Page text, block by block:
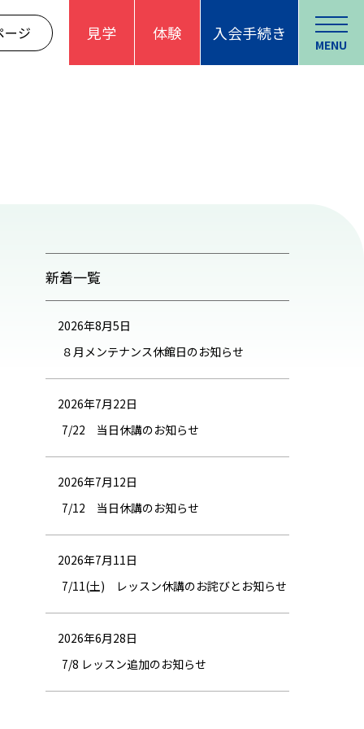
ージ 見学 体験 入会手続き
MENU
新着一覧
2026年8月5日
８月メンテナンス休館日のお知らせ
2026年7月22日
7/22 当日休講のお知らせ
2026年7月12日
7/12 当日休講のお知らせ
2026年7月11日
7/11(土) レッスン休講のお詫びとお知らせ
2026年6月28日
7/8 レッスン追加のお知らせ